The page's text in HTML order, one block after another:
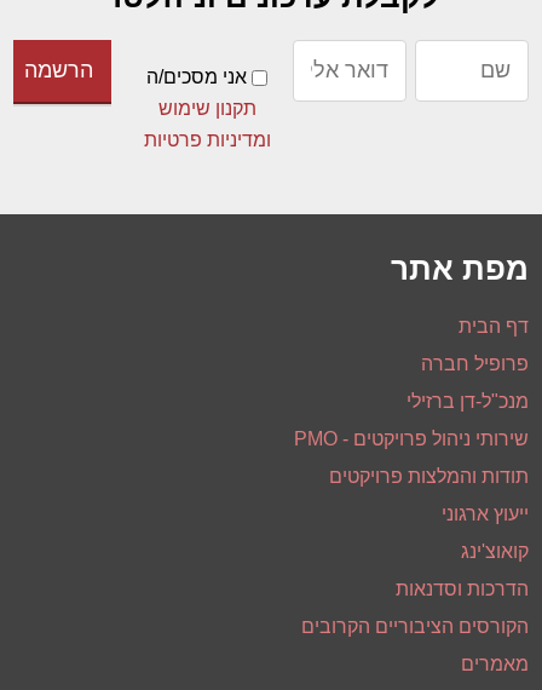
מפת אתר
דף הבית
פרופיל חברה
מנכ"ל-דן ברזילי
שירותי ניהול פרויקטים - PMO
תודות והמלצות פרויקטים